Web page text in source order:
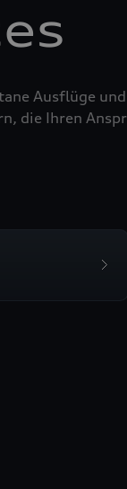
Ausflüge
die Ihren